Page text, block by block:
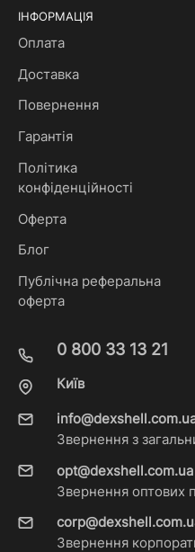
ІНФОРМАЦІЯ
Оплата
Доставка
Повернення
Гарантія
Політика
конфіденційності
Оферта
Блог
Публічна реферальна
оферта
0 800 33 13 21
Київ
Звернення з
opt@dexshell.com.ua
Звернення оптових
Звернення